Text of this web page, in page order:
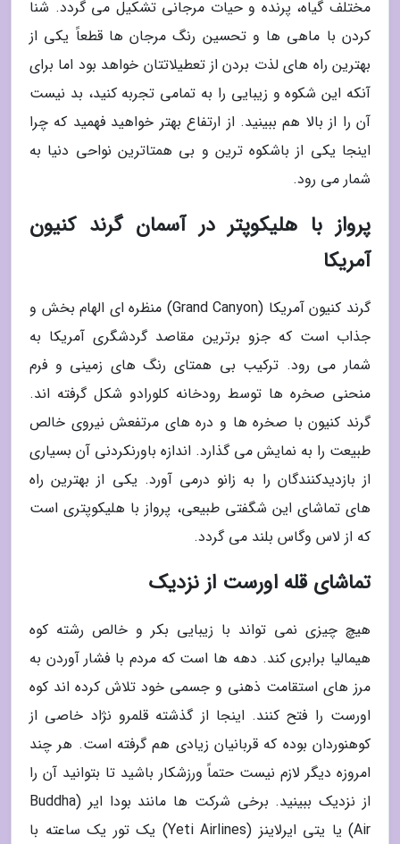
مختلف گیاه، پرنده و حیات مرجانی تشکیل می گردد. شنا
کردن با ماهی ها و تحسین رنگ مرجان ها قطعاً یکی از
بهترین راه های لذت بردن از تعطیلاتتان خواهد بود اما برای
آنکه این شکوه و زیبایی را به تمامی تجربه کنید، بد نیست
آن را از بالا هم ببینید. از ارتفاع بهتر خواهید فهمید که چرا
اینجا یکی از باشکوه ترین و بی همتاترین نواحی دنیا به
شمار می رود.
پرواز با هلیکوپتر در آسمان گرند کنیون
آمریکا
گرند کنیون آمریکا (Grand Canyon) منظره ای الهام بخش و
جذاب است که جزو برترین مقاصد گردشگری آمریکا به
شمار می رود. ترکیب بی همتای رنگ های زمینی و فرم
منحنی صخره ها توسط رودخانه کلورادو شکل گرفته اند.
گرند کنیون با صخره ها و دره های مرتفعش نیروی خالص
طبیعت را به نمایش می گذارد. اندازه باورنکردنی آن بسیاری
از بازدیدکنندگان را به زانو درمی آورد. یکی از بهترین راه
های تماشای این شگفتی طبیعی، پرواز با هلیکوپتری است
که از لاس وگاس بلند می گردد.
تماشای قله اورست از نزدیک
هیچ چیزی نمی تواند با زیبایی بکر و خالص رشته کوه
هیمالیا برابری کند. دهه ها است که مردم با فشار آوردن به
مرز های استقامت ذهنی و جسمی خود تلاش کرده اند کوه
اورست را فتح کنند. اینجا از گذشته قلمرو نژاد خاصی از
کوهنوردان بوده که قربانیان زیادی هم گرفته است. هر چند
امروزه دیگر لازم نیست حتماً ورزشکار باشید تا بتوانید آن را
از نزدیک ببینید. برخی شرکت ها مانند بودا ایر (Buddha
Air) یا یتی ایرلاینز (Yeti Airlines) یک تور یک ساعته با